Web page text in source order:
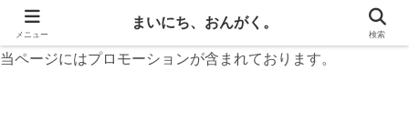
無料楽譜と音楽お役立ち情報
当ページにはプロモーションが含まれております。
メニュー
まいにち、おんがく。
検索